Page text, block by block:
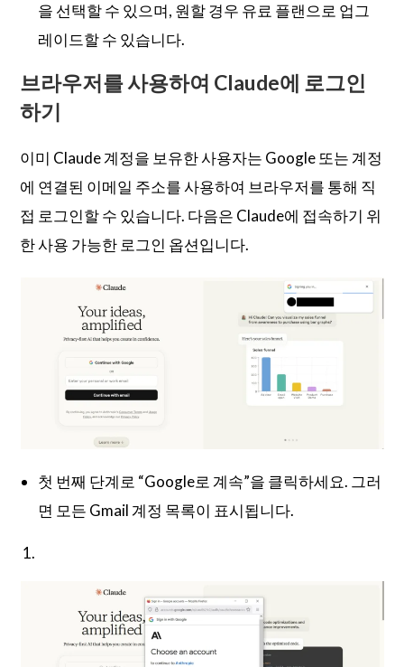
을 선택할 수 있으며, 원할 경우 유료 플랜으로 업그
레이드할 수 있습니다.
브라우저를 사용하여 Claude에 로그인
하기
이미 Claude 계정을 보유한 사용자는 Google 또는 계정
에 연결된 이메일 주소를 사용하여 브라우저를 통해 직
접 로그인할 수 있습니다. 다음은 Claude에 접속하기 위
한 사용 가능한 로그인 옵션입니다.
첫 번째 단계로 “Google로 계속”을 클릭하세요. 그러
면 모든 Gmail 계정 목록이 표시됩니다.